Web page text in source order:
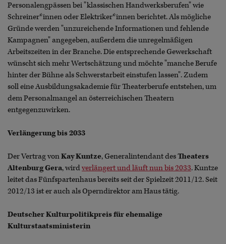
Personalengpässen bei "klassischen Handwerksberufen" wie
Schreiner*innen oder Elektriker*innen berichtet. Als mögliche
Gründe werden "unzureichende Informationen und fehlende
Kampagnen" angegeben, außerdem die unregelmäßigen
Arbeitszeiten in der Branche. Die entsprechende Gewerkschaft
wünscht sich mehr Wertschätzung und möchte "manche Berufe
hinter der Bühne als Schwerstarbeit einstufen lassen". Zudem
soll eine Ausbildungsakademie für Theaterberufe entstehen, um
dem Personalmangel an österreichischen Theatern
entgegenzuwirken.
Verlängerung bis 2033
Der Vertrag vonKay Kuntze, Generalintendant desTheaters
Altenburg Gera,wirdverlängert und läuft nun bis 2033. Kuntze
leitet das Fünfspartenhaus bereits seit der Spielzeit 2011/12. Seit
2012/13 ist er auch als Operndirektor am Haus tätig.
Deutscher Kulturpolitikpreis für ehemalige
Kulturstaatsministerin